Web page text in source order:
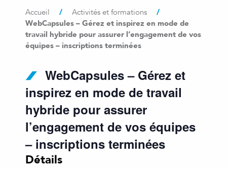
Accueil / Activités et formations
/
WebCapsules – Gérez et inspirez en mode de
travail hybride pour assurer l’engagement de vos
équipes – inscriptions terminées
WebCapsules – Gérez et
inspirez en mode de travail
hybride pour assurer
l’engagement de vos équipes
– inscriptions terminées
Détails